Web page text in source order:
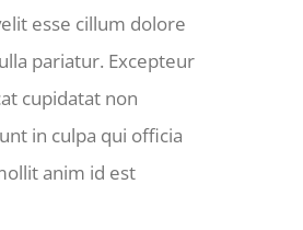
esse cillum dolore
pariatur. Excepteur
cupidatat non
in culpa qui officia
anim id est